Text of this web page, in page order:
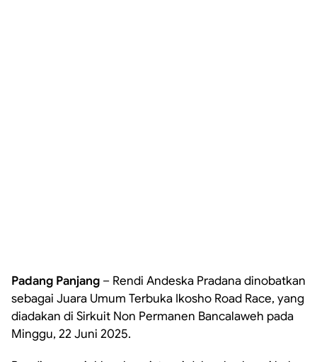
Padang Panjang – Rendi Andeska Pradana dinobatkan
sebagai Juara Umum Terbuka Ikosho Road Race, yang
diadakan di Sirkuit Non Permanen Bancalaweh pada
Minggu, 22 Juni 2025.